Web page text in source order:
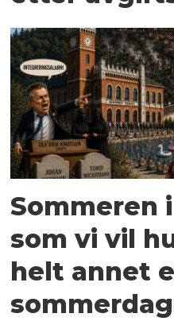
Sommeren
som vi vil
helt annet